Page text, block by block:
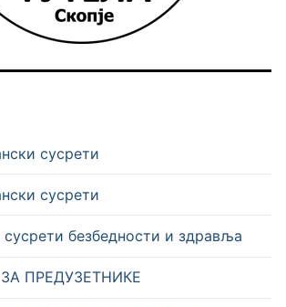
сусрети
сусрети
безбедности и здравља
ПРЕДУЗЕТНИКЕ